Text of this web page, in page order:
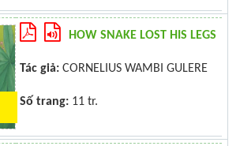
HOW SNAKE LOST HIS LEGS
Tác giả: CORNELIUS WAMBI GULERE
Số trang: 11 tr.